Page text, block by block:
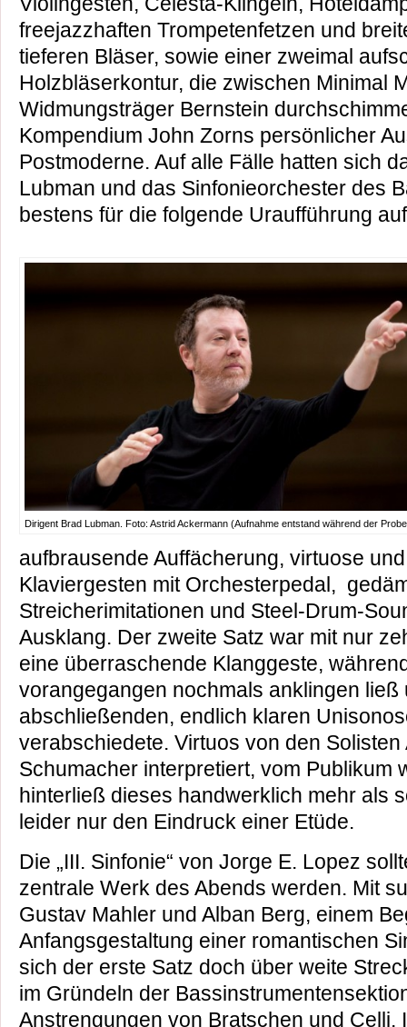
freejazzhaften Trompetenfetzen und
tieferen Bläser, sowie einer zweimal
Holzbläserkontur, die zwischen Minimal
Widmungsträger Bernstein
Kompendium John Zorns persönlicher
Postmoderne. Auf alle Fälle hatten sich
Lubman und das Sinfonieorchester des
bestens für die folgende Uraufführung
Dirigent Brad Lubman. Foto: Astrid Ackermann (Aufnahme entstand während der
aufbrausende Auffächerung, virtuose
Klaviergesten mit Orchesterpedal,
Streicherimitationen und Steel-Drum-
Ausklang. Der zweite Satz war mit nur
eine überraschende Klanggeste,
vorangegangen nochmals anklingen ließ
abschließenden, endlich klaren
verabschiedete. Virtuos von den
Schumacher interpretiert, vom Publikum
hinterließ dieses handwerklich mehr als
leider nur den Eindruck einer Etüde.
Die „III. Sinfonie“ von Jorge E. Lopez
zentrale Werk des Abends werden. Mit
Gustav Mahler und Alban Berg, einem
Anfangsgestaltung einer romantischen
sich der erste Satz doch über weite
im Gründeln der
Anstrengungen von Bratschen und Celli.